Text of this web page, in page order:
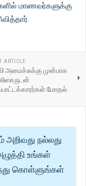
மாணவர்களுக்கு
ARTICLE
அமைச்சுக்கு முன்பாக
மோதல்
நல்லது
உங்கள்
கொள்ளுங்கள்